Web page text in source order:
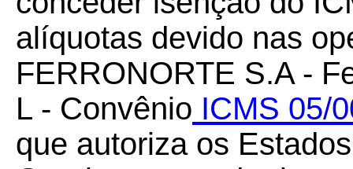
alíquotas devido nas
FERRONORTE S.A -
L - Convênio ICMS 05/
que autoriza os